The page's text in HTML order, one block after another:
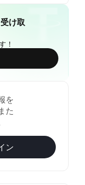
け取
！
を
た
ン